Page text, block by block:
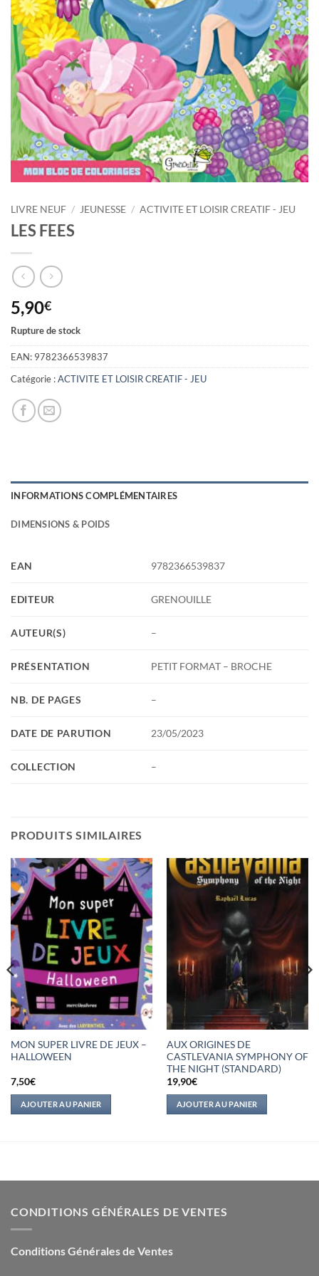
LIVRE NEUF / JEUNESSE / ACTIVITE ET LOISIR CREATIF - JEU
LES FEES
5,90€
Rupture de stock
EAN: 9782366539837
Catégorie :ACTIVITE ET LOISIR CREATIF - JEU
INFORMATIONS COMPLÉMENTAIRES
DIMENSIONS & POIDS
EAN 9782366539837
EDITEUR GRENOUILLE
AUTEUR(S) –
PRÉSENTATION PETIT FORMAT – BROCHE
NB. DE PAGES –
DATE DE PARUTION 23/05/2023
COLLECTION –
PRODUITS SIMILAIRES
MON SUPER LIVRE DE JEUX –
HALLOWEEN
7,50€
AJOUTER AU PANIER
AUX ORIGINES DE
CASTLEVANIA SYMPHONY OF
THE NIGHT (STANDARD)
19,90€
AJOUTER AU PANIER
CONDITIONS GÉNÉRALES DE VENTES
Conditions Générales de Ventes